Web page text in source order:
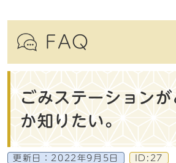
FAQ
ごみステーション
か知りたい。
更新日： 2022年9月5日 ID:27